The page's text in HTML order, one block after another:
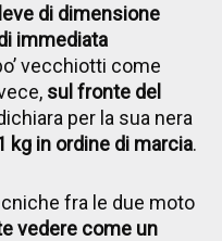
di dimensione
immediata
vecchiotti come
sul fronte del
per la sua nera
kg in ordine di marcia.
fra le due moto
vedere come un